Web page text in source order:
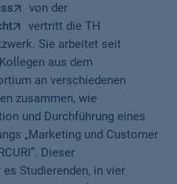
von der
vertritt die TH
Sie arbeitet seit
aus dem
an verschiedenen
zusammen, wie
und Durchführung eines
„Marketing und Customer
Dieser
Studierenden, in vier